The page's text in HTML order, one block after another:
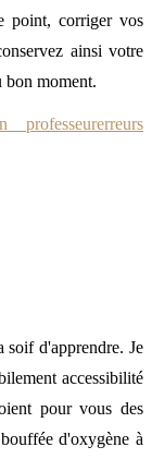
point, corriger vos
ainsi votre
bon moment.
professeurerreurs
soif d'apprendre. Je
accessibilité
pour vous des
d'oxygène à